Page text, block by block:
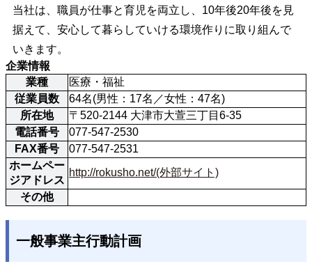
当社は、職員が仕事と育児を両立し、10年後20年後を見
据えて、安心して暮らしていける環境作りに取り組んで
いきます。
企業情報
業種
医療・福祉
従業員数
64名(男性：17名／女性：47名)
所在地
〒520-2144 大津市大萱三丁目6-35
電話番号
077-547-2530
FAX番号
077-547-2531
ホームペー
ジアドレス
http://rokusho.net/(外部サイト)
その他
一般事業主行動計画